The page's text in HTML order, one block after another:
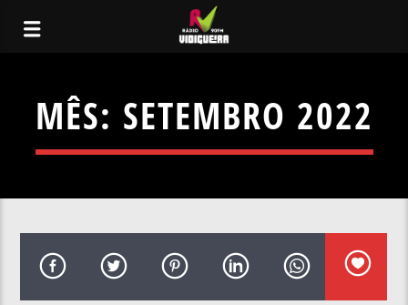
MÊS: SETEMBRO 2022